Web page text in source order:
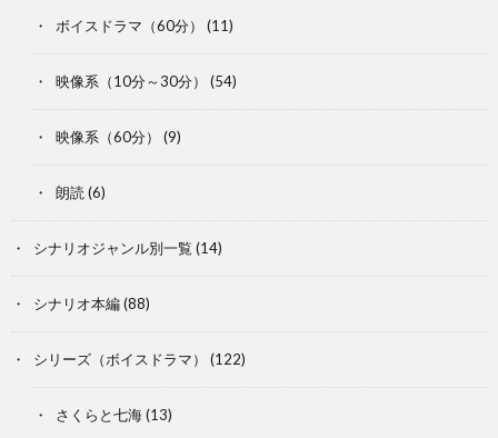
ボイスドラマ（60分） (11)
映像系（10分～30分） (54)
映像系（60分） (9)
朗読 (6)
シナリオジャンル別一覧 (14)
シナリオ本編(88)
シリーズ（ボイスドラマ） (122)
さくらと七海(13)